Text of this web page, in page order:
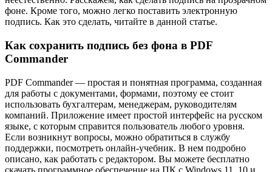
фоне. Кроме того, можно легко поставить электронную
подпись. Как это сделать, читайте в данной статье.
Как сохранить подпись без фона в PDF
Commander
PDF Commander — простая и понятная программа, созданная
для работы с документами, формами, поэтому ее стоит
использовать бухгалтерам, менеджерам, руководителям
компаний. Приложение имеет простой интерфейс на русском
языке, с которым справится пользователь любого уровня.
Если возникнут вопросы, можно обратиться в службу
поддержки, посмотреть онлайн-учебник. В нем подробно
описано, как работать с редактором. Вы можете бесплатно
скачать программное обеспечение на ПК с Windows 11, 10 и